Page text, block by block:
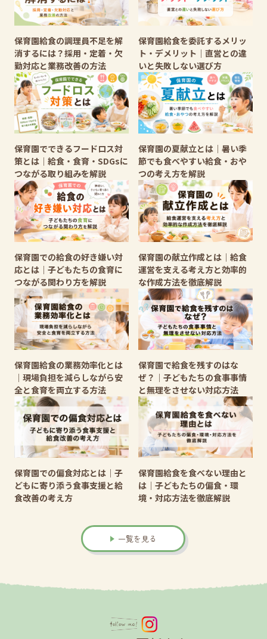
保育園給食の調理員不足を解
消するには？採用・定着・欠
勤対応と業務改善の方法
保育園給食を委託するメリッ
ト・デメリット｜直営との違
いと失敗しない選び方
保育園でできるフードロス対
策とは｜給食・食育・SDGsに
つながる取り組みを解説
保育園の夏献立とは｜暑い季
節でも食べやすい給食・おや
つの考え方を解説
保育園での給食の好き嫌い対
応とは｜子どもたちの食育に
つながる関わり方を解説
保育園の献立作成とは｜給食
運営を支える考え方と効率的
な作成方法を徹底解説
保育園給食の業務効率化とは
｜現場負担を減らしながら安
全と食育を両立する方法
保育園で給食を残すのはな
ぜ？｜子どもたちの食事事情
と無理をさせない対応方法
保育園での偏食対応とは｜子
どもに寄り添う食事支援と給
食改善の考え方
保育園給食を食べない理由と
は｜子どもたちの偏食・環
境・対応方法を徹底解説
一覧を見る